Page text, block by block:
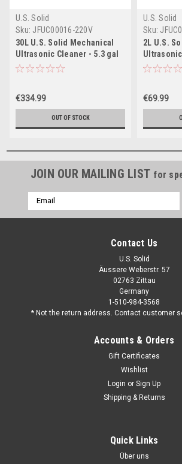
U.S. Solid
Sku: JFUC00016-220V
30L U.S. Solid Mechanical
Ultrasonic Cleaner - 5.3 gal
40 KHz Edelstahl-
Max. Heizungstemp. 176℉ -
FCC, CE, RoHS, UL
zertifiziert
€334.99
OUT OF STOCK
U.S. Solid
Sku:
2L U.S.
40 KHz
Max.
FCC, CE,
zertifiziert
€69.99
JOIN OUR MAILING LIST for
Email
Address
Contact Us
U.S. Solid
Äussere Weberstr. 57
02763 Zittau
Germany
1-510-984-3568
* Not the return address. Contact customer
Accounts & Orders
Gift Certificates
Wishlist
Login or Sign Up
Shipping & Returns
Quick Links
Über uns